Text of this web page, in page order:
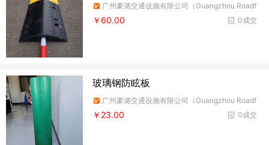
广州豪潞交通设施有限公司（Guangzhou Roadf
ire Traffic Facilities Co.,Ltd）
0成交
￥60.00
玻璃钢防眩板
广州豪潞交通设施有限公司（Guangzhou Roadf
ire Traffic Facilities Co.,Ltd）
0成交
￥23.00